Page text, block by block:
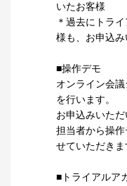
いたお客様
＊過去にトラ
様も、お申込み
■操作デモ
オンライン会
を行います。
お申込みいた
担当者から操
せていただきま
■トライアルア